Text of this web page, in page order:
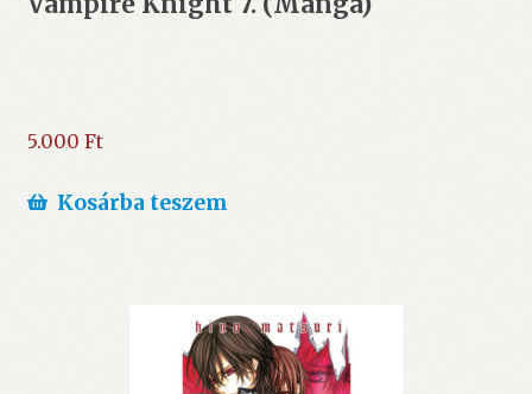
5.000 Ft
Kosárba teszem